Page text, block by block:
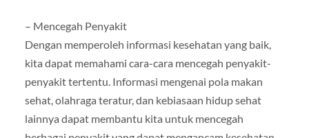
– Mencegah Penyakit
Dengan memperoleh informasi kesehatan yang baik,
kita dapat memahami cara-cara mencegah penyakit-
penyakit tertentu. Informasi mengenai pola makan
sehat, olahraga teratur, dan kebiasaan hidup sehat
lainnya dapat membantu kita untuk mencegah